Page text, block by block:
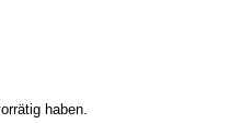
haben.